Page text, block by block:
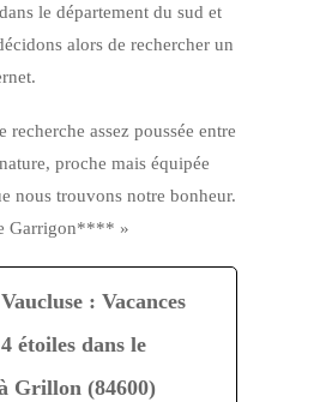
le département du sud et
alors de rechercher un
recherche assez poussée entre
proche mais équipée
nous trouvons notre bonheur.
Garrigon**** »
: Vacances
étoiles dans le
Grillon (84600)